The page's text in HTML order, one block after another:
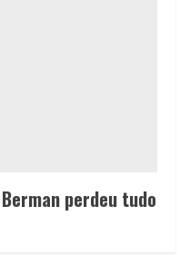
perdeu tudo